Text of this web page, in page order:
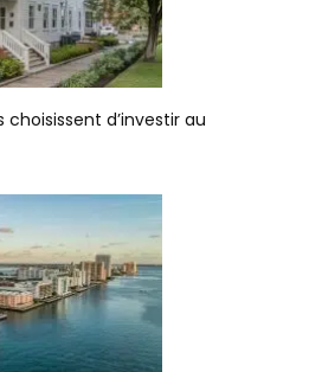
d’investir au